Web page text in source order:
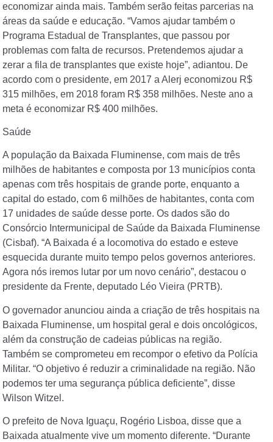
economizar ainda mais. Também serão feitas parcerias na
áreas da saúde e educação. “Vamos ajudar também o
Programa Estadual de Transplantes, que passou por
problemas com falta de recursos. Pretendemos ajudar a
zerar a fila de transplantes que existe hoje”, adiantou. De
acordo com o presidente, em 2017 a Alerj economizou R$
315 milhões, em 2018 foram R$ 358 milhões. Neste ano a
meta é economizar R$ 400 milhões.
Saúde
A população da Baixada Fluminense, com mais de três
milhões de habitantes e composta por 13 municípios conta
apenas com três hospitais de grande porte, enquanto a
capital do estado, com 6 milhões de habitantes, conta com
17 unidades de saúde desse porte. Os dados são do
Consórcio Intermunicipal de Saúde da Baixada Fluminense
(Cisbaf). “A Baixada é a locomotiva do estado e esteve
esquecida durante muito tempo pelos governos anteriores.
Agora nós iremos lutar por um novo cenário”, destacou o
presidente da Frente, deputado Léo Vieira (PRTB).
O governador anunciou ainda a criação de três hospitais na
Baixada Fluminense, um hospital geral e dois oncológicos,
além da construção de cadeias públicas na região.
Também se comprometeu em recompor o efetivo da Polícia
Militar. “O objetivo é reduzir a criminalidade na região. Não
podemos ter uma segurança pública deficiente”, disse
Wilson Witzel.
O prefeito de Nova Iguaçu, Rogério Lisboa, disse que a
Baixada atualmente vive um momento diferente. “Durante